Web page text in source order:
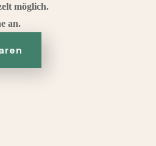
möglich.
an.